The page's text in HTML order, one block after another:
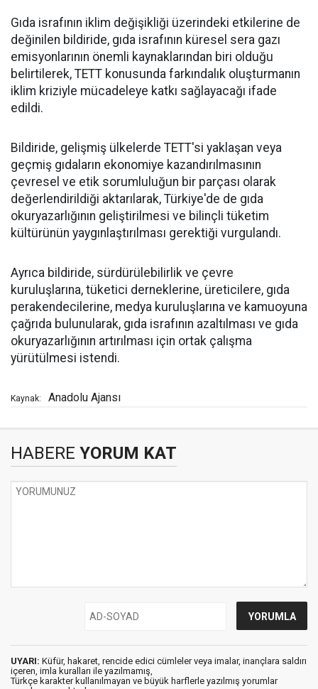
Gıda israfının iklim değişikliği üzerindeki etkilerine de
değinilen bildiride, gıda israfının küresel sera gazı
emisyonlarının önemli kaynaklarından biri olduğu
belirtilerek, TETT konusunda farkındalık oluşturmanın
iklim kriziyle mücadeleye katkı sağlayacağı ifade
edildi.
Bildiride, gelişmiş ülkelerde TETT'si yaklaşan veya
geçmiş gıdaların ekonomiye kazandırılmasının
çevresel ve etik sorumluluğun bir parçası olarak
değerlendirildiği aktarılarak, Türkiye'de de gıda
okuryazarlığının geliştirilmesi ve bilinçli tüketim
kültürünün yaygınlaştırılması gerektiği vurgulandı.
Ayrıca bildiride, sürdürülebilirlik ve çevre
kuruluşlarına, tüketici derneklerine, üreticilere, gıda
perakendecilerine, medya kuruluşlarına ve kamuoyuna
çağrıda bulunularak, gıda israfının azaltılması ve gıda
okuryazarlığının artırılması için ortak çalışma
yürütülmesi istendi.
Kaynak: Anadolu Ajansı
HABERE YORUM KAT
UYARI: Küfür, hakaret, rencide edici cümleler veya imalar, inançlara saldırı
içeren, imla kuralları ile yazılmamış,
Türkçe karakter kullanılmayan ve büyük harflerle yazılmış yorumlar